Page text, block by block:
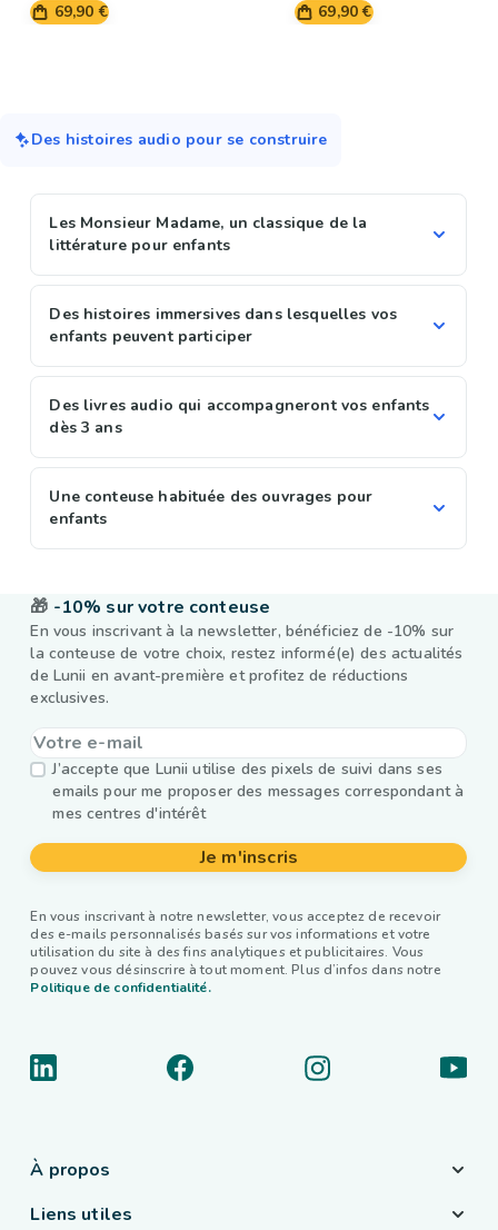
69,90 € 69,90 €
Des histoires audio pour se construire
Les Monsieur Madame, un classique de la
littérature pour enfants
Des histoires immersives dans lesquelles vos
enfants peuvent participer
Des livres audio qui accompagneront vos enfants
dès 3 ans
Une conteuse habituée des ouvrages pour
enfants
🎁 -10% sur votre conteuse
En vous inscrivant à la newsletter, bénéficiez de -10% sur
la conteuse de votre choix, restez informé(e) des actualités
de Lunii en avant-première et profitez de réductions
exclusives.
J’accepte que Lunii utilise des pixels de suivi dans ses
emails pour me proposer des messages correspondant à
mes centres d'intérêt
Je m'inscris
En vous inscrivant à notre newsletter, vous acceptez de recevoir
des e-mails personnalisés basés sur vos informations et votre
utilisation du site à des fins analytiques et publicitaires. Vous
pouvez vous désinscrire à tout moment. Plus d’infos dans notre
Politique de confidentialité.
À propos
Liens utiles